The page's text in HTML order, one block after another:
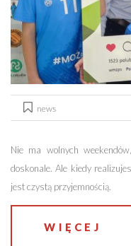
news
Nie ma wolnych
doskonale. Ale kiedy
jest czystą przyjemnością.
WIĘCEJ